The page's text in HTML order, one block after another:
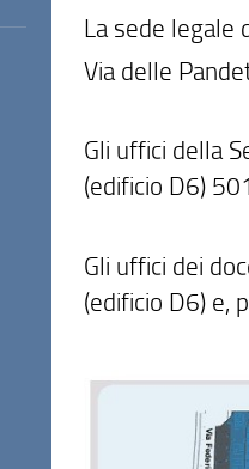
La sede legale
Via delle
Gli uffici della
(edificio D6)
Gli uffici dei
(edificio D6) e,